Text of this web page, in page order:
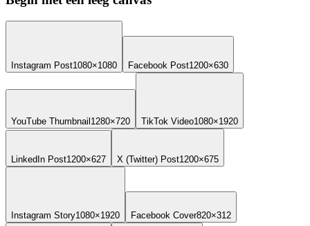
Instagram Post1080×1080 Facebook Post1200×630
YouTube Thumbnail 1280×720 TikTok Video1080×1920
LinkedIn Post1200×627 X (Twitter) Post1200×675
Instagram Story1080×1920 Facebook Cover820×312